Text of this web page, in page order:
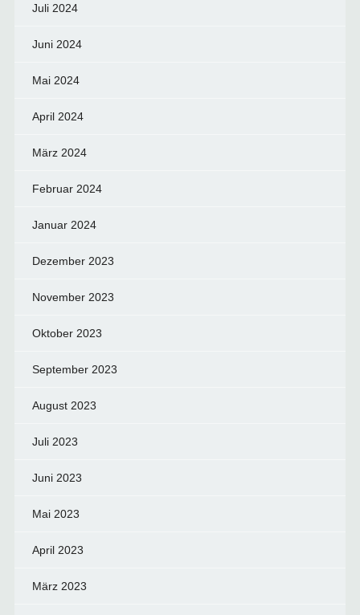
Juli 2024
Juni 2024
Mai 2024
April 2024
März 2024
Februar 2024
Januar 2024
Dezember 2023
November 2023
Oktober 2023
September 2023
August 2023
Juli 2023
Juni 2023
Mai 2023
April 2023
März 2023